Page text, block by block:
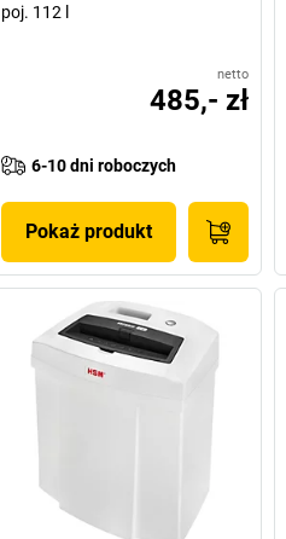
poj. 112 l
netto
485,- zł
6-10 dni roboczych
Pokaż produkt